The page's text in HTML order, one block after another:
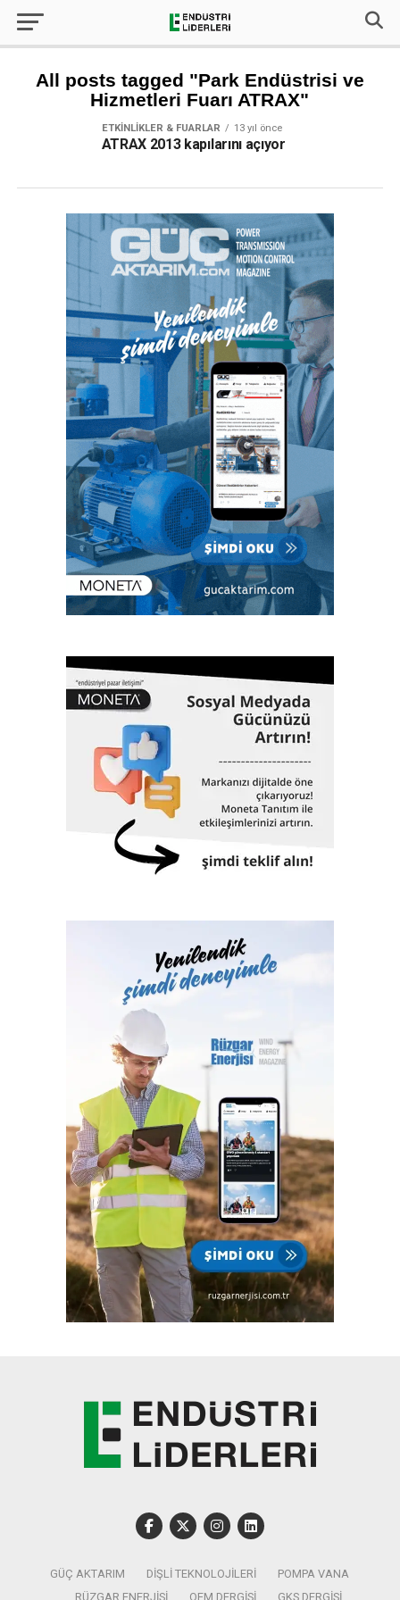
All posts tagged "Park Endüstrisi ve
Hizmetleri Fuarı ATRAX"
ETKINLIKLER & FUARLAR 13 yıl önce
ATRAX 2013 kapılarını açıyor
GÜÇ AKTARIM DIŞLI TEKNOLOJILERI
POMPA VANA
RÜZGAR ENERJISI
OEM DERGISI GKS DERGISI